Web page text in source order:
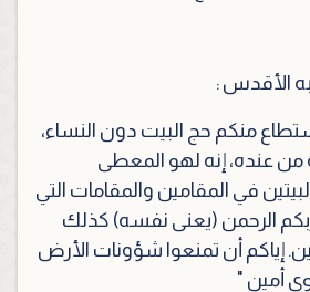
الأقدس :
منكم حج البيت دون النساء،
من عنده، إنه لهو المعطى
في المقامين والمقامات التي
الرحمن (يعنى نفسه) كذلك
إياكم أن تمنعوا شؤونات الأرض
أمين "